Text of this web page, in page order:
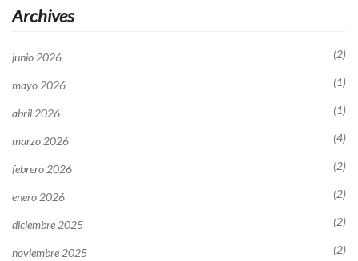
Archives
junio 2026 (2)
mayo 2026 (1)
abril 2026 (1)
marzo 2026 (4)
febrero 2026 (2)
enero 2026 (2)
diciembre 2025 (2)
noviembre 2025 (2)